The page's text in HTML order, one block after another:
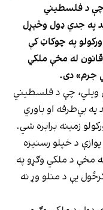
چې د فلسطیني
په جدي ډول وڅېړل
په چوکاټ کې
له مخې ملکي
جرم» دی.
ویلي، چې د فلسطیني
په بې‌طرفه او باوري
زمینه برابره شي.
د خپلو رسنیزه
مخې د ملکي وګړو په
یې د منلو وړ نه